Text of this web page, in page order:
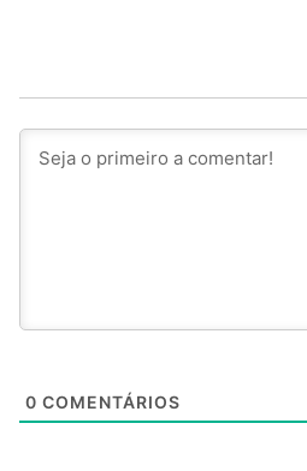
0 COMENTÁRIOS